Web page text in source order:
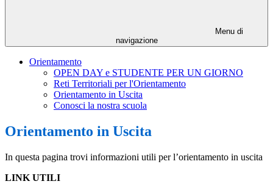
Menu di
navigazione
Orientamento
OPEN DAY e STUDENTE PER UN GIORNO
Reti Territoriali per l'Orientamento
Orientamento in Uscita
Conosci la nostra scuola
Orientamento in Uscita
In questa pagina trovi informazioni utili per l’orientamento in uscita
LINK UTILI